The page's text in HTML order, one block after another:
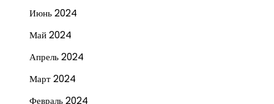
Июнь 2024
Май 2024
Апрель 2024
Март 2024
Февраль 2024